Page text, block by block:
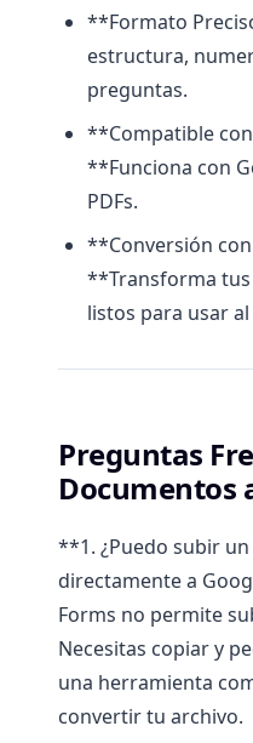
**Formato
estructura,
preguntas.
**Compatible
**Funciona con
PDFs.
**Conversión con
**Transforma
listos para usar
Preguntas
Documentos
**1. ¿Puedo subir
directamente a
Forms no permite
Necesitas copiar y
una herramienta
convertir tu archivo.